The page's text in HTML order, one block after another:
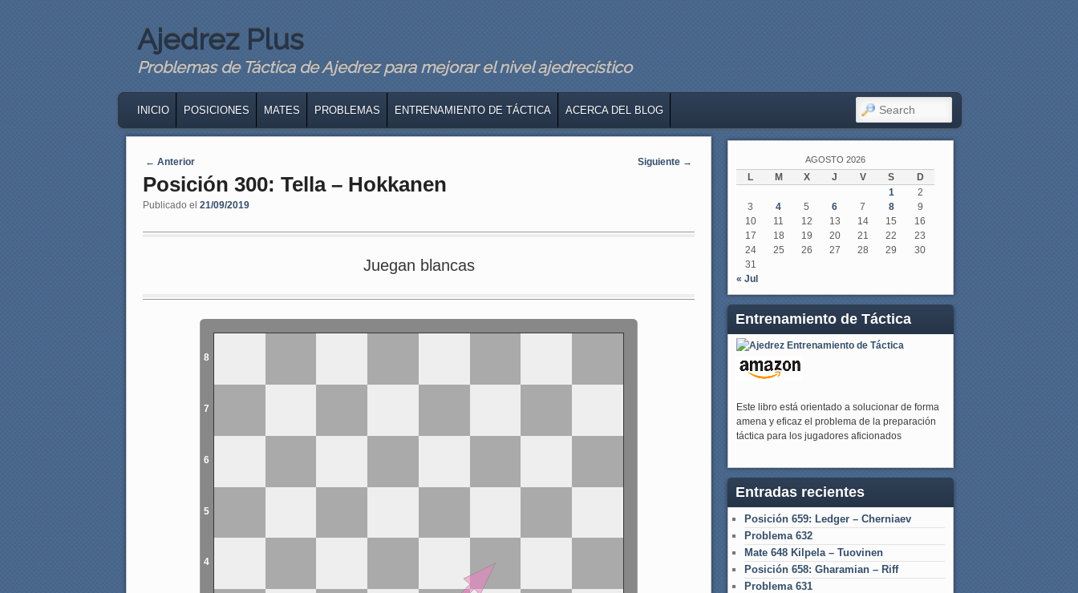
Ajedrez Plus
Problemas de Táctica de Ajedrez para mejorar el nivel ajedrecístico
SKIP TO PRIMARY CONTENT
SKIP TO SECONDARY CONTENT
INICIO POSICIONES MATES PROBLEMAS ENTRENAMIENTO DE TÁCTICA ACERCA DEL BLOG SEARCH
Navegaci�n de entradas
← Anterior Siguiente →
Posición 300: Tella – Hokkanen
Publicado el 21/09/2019
Juegan blancas
8
7
6
5
4
AGOSTO 2026
L M X J V S
D
1
2
3
4 5 6 7 8
9
10
11 12 13 14 15
16
17
18 19 20 21 22
23
24
25 26 27 28 29
30
31
« Jul
Entrenamiento de Táctica
Este libro está orientado a solucionar de forma
amena y eficaz el problema de la preparación
táctica para los jugadores aficionados
Entradas recientes
Posición 659: Ledger – Cherniaev
Problema 632
Mate 648 Kilpela – Tuovinen
Posición 658: Gharamian – Riff
Problema 631